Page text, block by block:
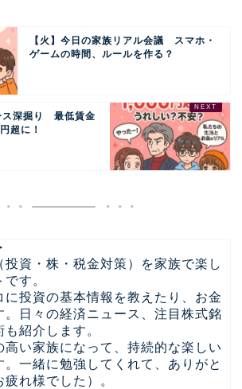
【火】今日の家族リアル会議 スマホ・
ゲームの時間、ルールを作る？
ス深掘り 最低賃金
超に！
投資・株・税金対策）を家族で楽し
す。
に投資の基本情報を教えたり、お金
。日々の経済ニュース、注目株式銘
紹介します。
高い家族になって、持続的な楽しい
一緒に勉強してくれて、ありがと
れ様でした）。